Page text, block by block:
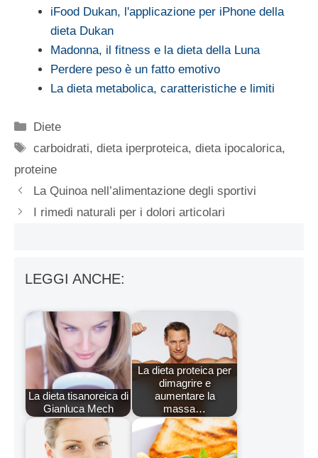
iFood Dukan, l'applicazione per iPhone della
dieta Dukan
Madonna, il fitness e la dieta della Luna
Perdere peso è un fatto emotivo
La dieta metabolica, caratteristiche e limiti
Categorie
Diete
Tag
carboidrati,dieta iperproteica,dieta ipocalorica,
proteine
La Quinoa nell’alimentazione degli sportivi
I rimedi naturali per i dolori articolari
LEGGI ANCHE:
La dieta tisanoreica di
Gianluca Mech
La dieta proteica per
dimagrire e
aumentare la
massa…